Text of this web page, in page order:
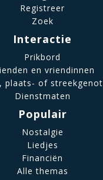
Registreer
Zoek
Interactie
Prikbord
en vriendinnen
plaats- of
Dienstmaten
Populair
Nostalgie
Liedjes
Financiën
Alle themas